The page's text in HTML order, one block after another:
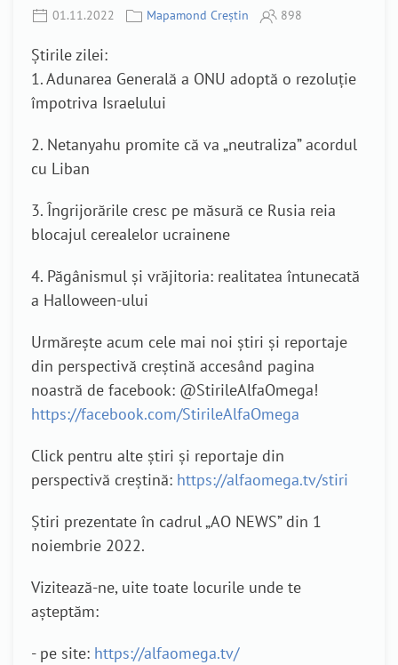
01.11.2022 Mapamond Creștin 898
Știrile zilei:
1. Adunarea Generală a ONU adoptă o rezoluție
împotriva Israelului
2. Netanyahu promite că va „neutraliza” acordul
cu Liban
3. Îngrijorările cresc pe măsură ce Rusia reia
blocajul cerealelor ucrainene
4. Păgânismul și vrăjitoria: realitatea întunecată
a Halloween-ului
Urmărește acum cele mai noi știri și reportaje
din perspectivă creștină accesând pagina
noastră de facebook: @StirileAlfaOmega!
https://facebook.com/StirileAlfaOmega
Click pentru alte știri și reportaje din
perspectivă creștină: https://alfaomega.tv/stiri
Știri prezentate în cadrul „AO NEWS” din 1
noiembrie 2022.
Vizitează-ne, uite toate locurile unde te
așteptăm:
- pe site: https://alfaomega.tv/